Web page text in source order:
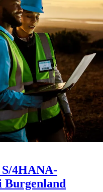
4HANA-
Burgenland